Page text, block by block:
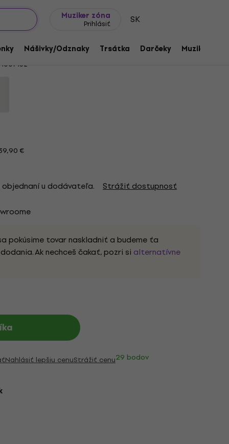
Muziker zóna
Prihlásiť SK
Nášivky/Odznaky Trsátka Darčeky Muziker
Black S Tričko
1007152
€
u dodávateľa. Strážiť dostupnosť
pokúsime tovar naskladniť a budeme ťa
Ak nechceš čakať, pozri si alternatívne
Nahlásiť lepšiu cenuStrážiť cenu29 bodov